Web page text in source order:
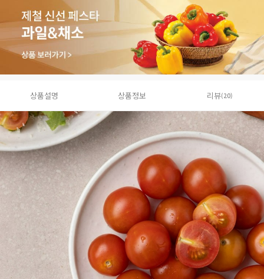
상품설명 상품정보 리뷰(20)